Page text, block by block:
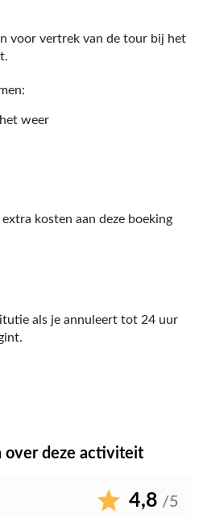
voor vertrek van de tour bij het
weer
kosten aan deze boeking
als je annuleert tot 24 uur
over deze activiteit
4,8 /5